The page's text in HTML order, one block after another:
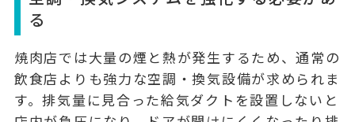
る
焼肉店では大量の煙と熱が発生するため、通常の
飲食店よりも強力な空調・換気設備が求められま
す。排気量に見合った給気ダクト を設置しないと